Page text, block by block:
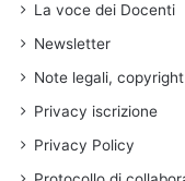
La voce dei Docenti
Newsletter
Note legali,
Privacy iscrizione
Privacy Policy